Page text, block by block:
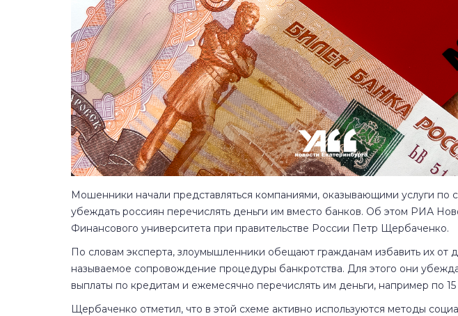
Мошенники начали представляться компаниями, оказывающими услуги по
убеждать россиян перечислять деньги им вместо банков. Об этом РИА
Финансового университета при правительстве России Петр Щербаченко.
По словам эксперта, злоумышленники обещают гражданам избавить их от
называемое сопровождение процедуры банкротства. Для этого они
выплаты по кредитам и ежемесячно перечислять им деньги, например по 15
Щербаченко отметил, что в этой схеме активно используются методы